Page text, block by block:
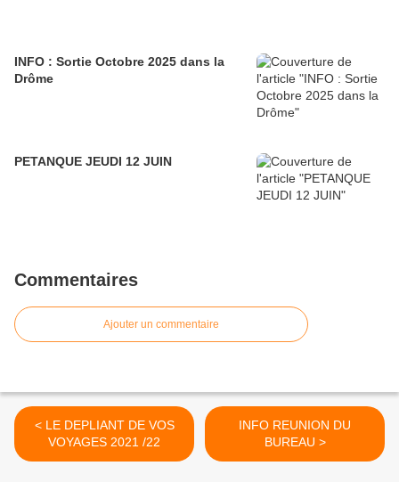
INFO : Sortie Octobre 2025 dans la
Drôme
PETANQUE JEUDI 12 JUIN
Commentaires
Ajouter un commentaire
< LE DEPLIANT DE VOS
VOYAGES 2021 /22
INFO REUNION DU
BUREAU >